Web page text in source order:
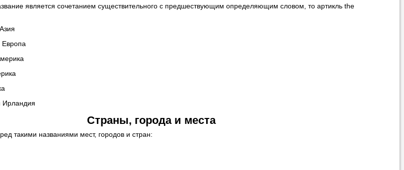
является сочетанием существительного с предшествующим определяющим словом, то артикль the
Европа
Ирландия
Страны, города и места
такими названиями мест, городов и стран: